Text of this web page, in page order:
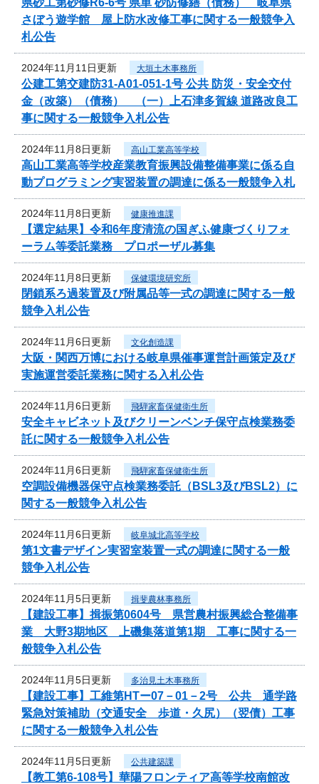
さぼう遊学館 屋上防水改修工事に関する一般競争入
札公告
2024年11月11日更新 大垣土木事務所
公建工第交建防31-A01-051-1号 公共 防災・安全交付
金（改築）（債務） （一）上石津多賀線 道路改良工
事に関する一般競争入札公告
2024年11月8日更新 高山工業高等学校
高山工業高等学校産業教育振興設備整備事業に係る自
動プログラミング実習装置の調達に係る一般競争入札
2024年11月8日更新 健康推進課
【選定結果】令和6年度清流の国ぎふ健康づくりフォ
ーラム等委託業務 プロポーザル募集
2024年11月8日更新 保健環境研究所
閉鎖系ろ過装置及び附属品等一式の調達に関する一般
競争入札公告
2024年11月6日更新 文化創造課
大阪・関西万博における岐阜県催事運営計画策定及び
実施運営委託業務に関する入札公告
2024年11月6日更新 飛騨家畜保健衛生所
安全キャビネット及びクリーンベンチ保守点検業務委
託に関する一般競争入札公告
2024年11月6日更新 飛騨家畜保健衛生所
空調設備機器保守点検業務委託（BSL3及びBSL2）に
関する一般競争入札公告
2024年11月6日更新 岐阜城北高等学校
第1文書デザイン実習室装置一式の調達に関する一般
競争入札公告
2024年11月5日更新 揖斐農林事務所
【建設工事】揖振第0604号 県営農村振興総合整備事
業 大野3期地区 上磯集落道第1期 工事に関する一
般競争入札公告
2024年11月5日更新 多治見土木事務所
【建設工事】工維第HTー07－01－2号 公共 通学路
緊急対策補助（交通安全 歩道・久尻）（翌債）工事
に関する一般競争入札公告
2024年11月5日更新 公共建築課
【教工第6-108号】華陽フロンティア高等学校南館改